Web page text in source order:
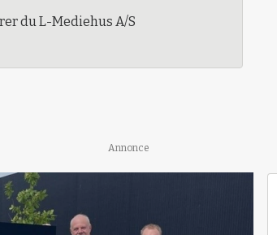
du L-Mediehus A/S
Annonce